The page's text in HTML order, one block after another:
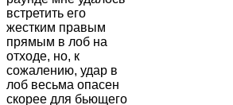
встретить его
жестким правым
прямым в лоб на
отходе, но, к
сожалению, удар в
лоб весьма опасен
скорее для бьющего